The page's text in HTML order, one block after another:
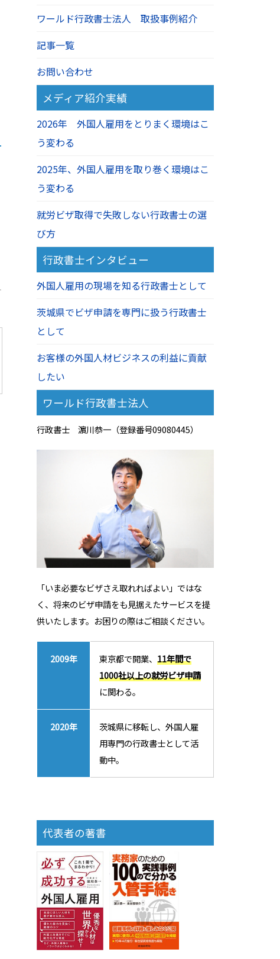
ワールド行政書士法人 取扱事例紹介
記事一覧
お問い合わせ
メディア紹介実績
2026年 外国人雇用をとりまく環境はこ
う変わる
2025年、外国人雇用を取り巻く環境はこ
う変わる
就労ビザ取得で失敗しない行政書士の選
び方
行政書士インタビュー
外国人雇用の現場を知る行政書士として
茨城県でビザ申請を専門に扱う行政書士
として
お客様の外国人材ビジネスの利益に貢献
したい
ワールド行政書士法人
行政書士 濵川恭一（登録番号09080445）
「いま必要なビザさえ取れればよい」ではな
く、将来のビザ申請をも見据えたサービスを提
供いたします。お困りの際はご相談ください。
2009年 東京都で開業、 11年間で
1000社以上の就労ビザ申請
に関わる。
2020年
茨城県に移転し、外国人雇
用専門の行政書士として活
動中。
代表者の著書